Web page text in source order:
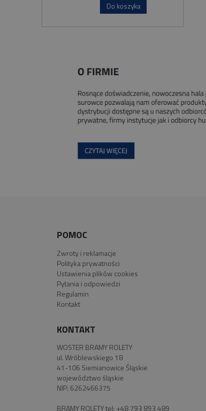
Do koszyka
POMOC
Zwroty i reklamacje
Polityka prywatności
Ustawienia plików cookies
Pytania i odpowiedzi
Regulamin
Kontakt
KONTAKT
WOSTER BRAMY ROLETY
ul. Wróblewskiego 18
41-106 Siemianowice Śląskie
województwo śląskie
NIP: 6262466375
BRAMY ROLETY tel: +48 793 893 489